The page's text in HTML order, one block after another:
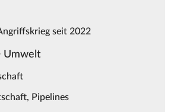
seit 2022
Umwelt
Pipelines